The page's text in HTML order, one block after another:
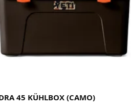
45 KÜHLBOX (CAMO)